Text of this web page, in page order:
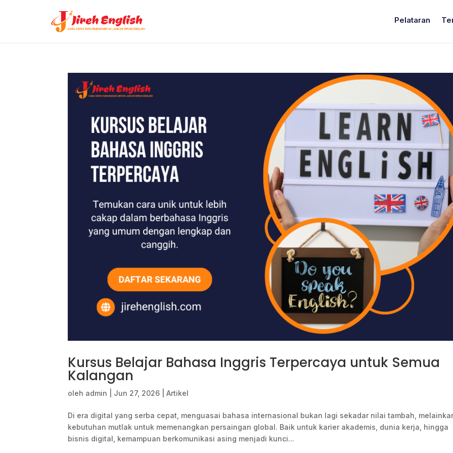
Pelataran
Kursus Belajar Bahasa Inggris Terpercaya untuk Semua
Kalangan
oleh admin Jun 27, 2026 |Artikel
Di era digital yang serba cepat, menguasai bahasa internasional bukan lagi sekadar nilai tambah,
kebutuhan mutlak untuk memenangkan persaingan global. Baik untuk karier akademis, dunia kerja, hingga
bisnis digital, kemampuan berkomunikasi asing menjadi kunci...